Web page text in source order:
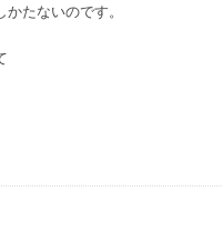
たないのです。